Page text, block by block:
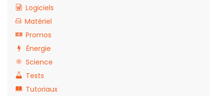
Logiciels
Matériel
Promos
Énergie
Science
Tests
Tutoriaux